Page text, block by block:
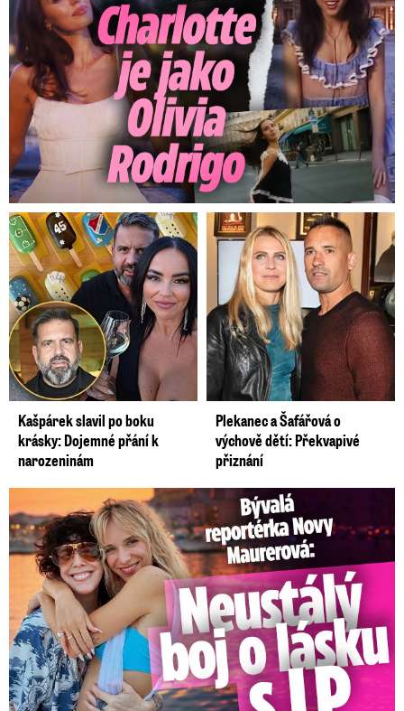
Kašpárek slavil po boku
krásky: Dojemné přání k
narozeninám
Plekanec a Šafářová o
výchově dětí: Překvapivé
přiznání
Bývalá reportérka Novy Maurerová: Neustálý boj o lásku s ...